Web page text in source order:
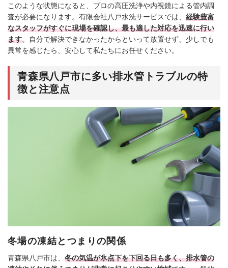
このような状態になると、プロの高圧洗浄や内視鏡による管内調
査が必要になります。有限会社八戸水洗サービスでは、 経験豊富
なスタッフがすぐに現場を確認し、最も適した対応を迅速に行い
ます。自分で解決できなかったからといって放置せず、少しでも
異常を感じたら、安心して私たちにお任せください。
青森県八戸市に多い排水管トラブルの特
徴と注意点
冬場の凍結とつまりの関係
青森県八戸市は、 冬の気温が氷点下を下回る日も多く、排水管の